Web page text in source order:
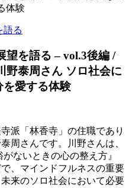
体験
語る
望を語る – vol.3後編 /
野泰周さん ソロ社会に
を愛する体験
派「林香寺」の住職であり
周さんです。川野さんは、
ないときの心の整え方』
、マインドフルネスの重要
来のソロ社会において必要